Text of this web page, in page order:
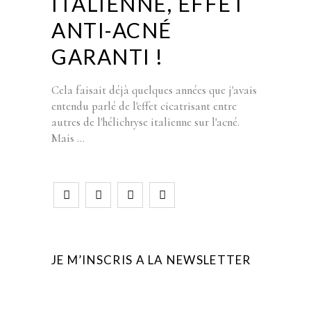
ANTI-ACNÉ
GARANTI !
Cela faisait déjà quelques années que j'avais
entendu parlé de l'effet cicatrisant entre
autres de l'hélichryse italienne sur l'acné.
Mais
JE M’INSCRIS A LA NEWSLETTER